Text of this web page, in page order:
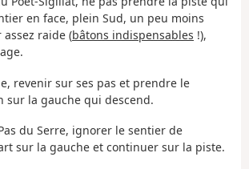
en face, plein Sud, un peu moins
raide (bâtons indispensables !),
revenir sur ses pas et prendre le
sur la gauche qui descend.
du Serre, ignorer le sentier de
sur la gauche et continuer sur la piste.